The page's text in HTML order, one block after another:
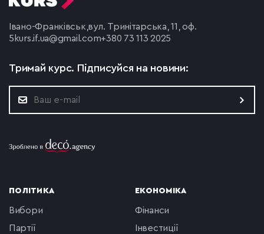
Івано-Франківськ,вул. Тринітарська, 11, оф.
5 kurs.if.ua@gmail.com+380 73 113 2025
Тримай курс. Підписуйся на новини:
ПОЛІТИКА
вибори
партії
ЕКОНОМІКА
фінанси
інвестиції